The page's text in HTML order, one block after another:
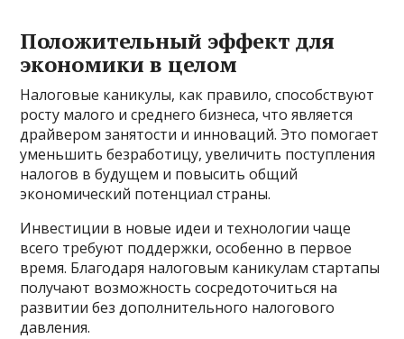
Положительный эффект для
экономики в целом
Налоговые каникулы, как правило, способствуют
росту малого и среднего бизнеса, что является
драйвером занятости и инноваций. Это помогает
уменьшить безработицу, увеличить поступления
налогов в будущем и повысить общий
экономический потенциал страны.
Инвестиции в новые идеи и технологии чаще
всего требуют поддержки, особенно в первое
время. Благодаря налоговым каникулам стартапы
получают возможность сосредоточиться на
развитии без дополнительного налогового
давления.